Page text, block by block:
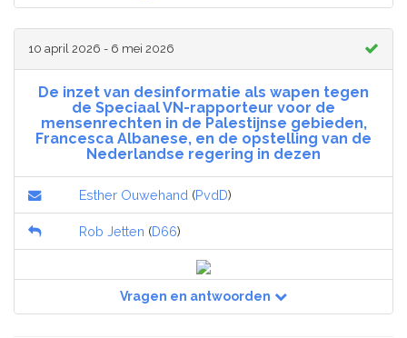
10 april 2026 - 6 mei 2026
De inzet van desinformatie als wapen tegen
de Speciaal VN-rapporteur voor de
mensenrechten in de Palestijnse gebieden,
Francesca Albanese, en de opstelling van de
Nederlandse regering in dezen
Esther Ouwehand (PvdD)
Rob Jetten (D66)
Vragen en antwoorden